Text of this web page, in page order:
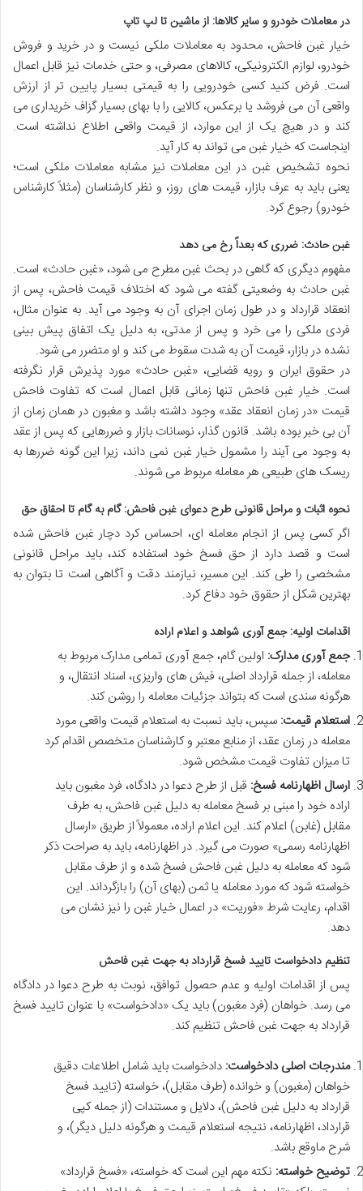
در معاملات خودرو و سایر کالاها: از ماشین تا لپ تاپ
خیار غبن فاحش، محدود به معاملات ملکی نیست و در خرید و فروش
خودرو، لوازم الکترونیکی، کالاهای مصرفی، و حتی خدمات نیز قابل اعمال
است. فرض کنید کسی خودرویی را به قیمتی بسیار پایین تر از ارزش
واقعی آن می فروشد یا برعکس، کالایی را با بهای بسیار گزاف خریداری می
کند و در هیچ یک از این موارد، از قیمت واقعی اطلاع نداشته است.
اینجاست که خیار غبن می تواند به کار آید.
نحوه تشخیص غبن در این معاملات نیز مشابه معاملات ملکی است؛
یعنی باید به عرف بازار، قیمت های روز، و نظر کارشناسان (مثلاً کارشناس
خودرو) رجوع کرد.
غبن حادث: ضرری که بعداً رخ می دهد
مفهوم دیگری که گاهی در بحث غبن مطرح می شود، «غبن حادث» است.
غبن حادث به وضعیتی گفته می شود که اختلاف قیمت فاحش، پس از
انعقاد قرارداد و در طول زمان اجرای آن به وجود می آید. به عنوان مثال،
فردی ملکی را می خرد و پس از مدتی، به دلیل یک اتفاق پیش بینی
نشده در بازار، قیمت آن به شدت سقوط می کند و او متضرر می شود.
در حقوق ایران و رویه قضایی، «غبن حادث» مورد پذیرش قرار نگرفته
است. خیار غبن فاحش تنها زمانی قابل اعمال است که تفاوت فاحش
قیمت «در زمان انعقاد عقد» وجود داشته باشد و مغبون در همان زمان از
آن بی خبر بوده باشد. قانون گذار، نوسانات بازار و ضررهایی که پس از عقد
به وجود می آیند را مشمول خیار غبن نمی داند، زیرا این گونه ضررها به
ریسک های طبیعی هر معامله مربوط می شوند.
نحوه اثبات و مراحل قانونی طرح دعوای غبن فاحش: گام به گام تا احقاق حق
اگر کسی پس از انجام معامله ای، احساس کرد دچار غبن فاحش شده
است و قصد دارد از حق فسخ خود استفاده کند، باید مراحل قانونی
مشخصی را طی کند. این مسیر، نیازمند دقت و آگاهی است تا بتوان به
بهترین شکل از حقوق خود دفاع کرد.
اقدامات اولیه: جمع آوری شواهد و اعلام اراده
جمع آوری مدارک: اولین گام، جمع آوری تمامی مدارک مربوط به
معامله، از جمله قرارداد اصلی، فیش های واریزی، اسناد انتقال، و
هرگونه سندی است که بتواند جزئیات معامله را روشن کند.
استعلام قیمت: سپس، باید نسبت به استعلام قیمت واقعی مورد
معامله در زمان عقد، از منابع معتبر و کارشناسان متخصص اقدام کرد
تا میزان تفاوت قیمت مشخص شود.
ارسال اظهارنامه فسخ: قبل از طرح دعوا در دادگاه، فرد مغبون باید
اراده خود را مبنی بر فسخ معامله به دلیل غبن فاحش، به طرف
مقابل (غابن) اعلام کند. این اعلام اراده، معمولاً از طریق «ارسال
اظهارنامه رسمی» صورت می گیرد. در اظهارنامه، باید به صراحت ذکر
شود که معامله به دلیل غبن فاحش فسخ شده و از طرف مقابل
خواسته شود که مورد معامله یا ثمن (بهای آن) را بازگرداند. این
اقدام، رعایت شرط «فوریت» در اعمال خیار غبن را نیز نشان می
دهد.
تنظیم دادخواست تایید فسخ قرارداد به جهت غبن فاحش
پس از اقدامات اولیه و عدم حصول توافق، نوبت به طرح دعوا در دادگاه
می رسد. خواهان (فرد مغبون) باید یک «دادخواست» با عنوان تایید فسخ
قرارداد به جهت غبن فاحش تنظیم کند.
مندرجات اصلی دادخواست: دادخواست باید شامل اطلاعات دقیق
خواهان (مغبون) و خوانده (طرف مقابل)، خواسته (تایید فسخ
قرارداد به دلیل غبن فاحش)، دلایل و مستندات (از جمله کپی
قرارداد، اظهارنامه، نتیجه استعلام قیمت و هرگونه دلیل دیگر)، و
شرح ماوقع باشد.
توضیح خواسته: نکته مهم این است که خواسته، «فسخ قرارداد»